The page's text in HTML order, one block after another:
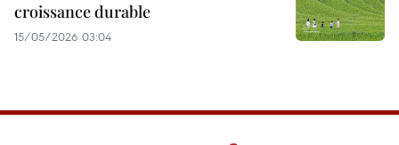
croissance durable
15/05/2026 03:04